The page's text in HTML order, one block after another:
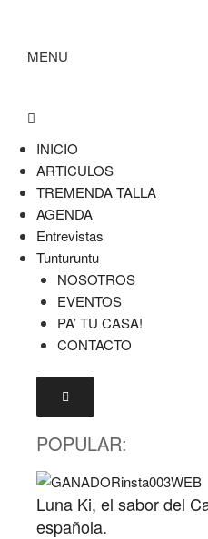
MENU
INICIO
ARTICULOS
TREMENDA TALLA
AGENDA
Entrevistas
Tunturuntu
NOSOTROS
EVENTOS
PA’ TU CASA!
CONTACTO
Menú conmutador
POPULAR:
Luna Ki, el sabor del
española.